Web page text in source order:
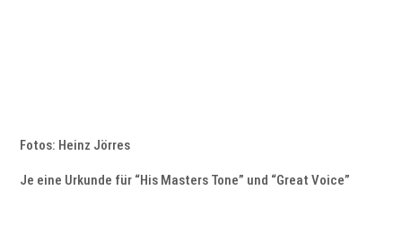
Fotos: Heinz Jörres
Je eine Urkunde für “His Masters Tone” und “Great Voice”